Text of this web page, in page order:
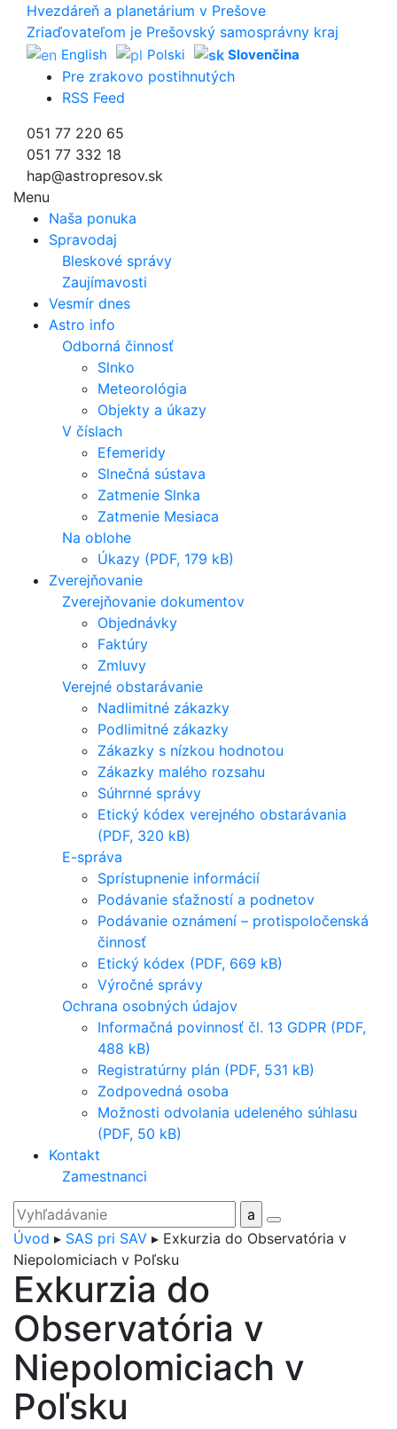
Hvezdáreň a planetárium v Prešove
Zriaďovateľom je Prešovský samosprávny kraj
English Polski Slovenčina
Pre zrakovo postihnutých
RSS Feed
051 77 220 65
051 77 332 18
hap@astropresov.sk
Menu
Naša ponuka
Spravodaj
Bleskové správy
Zaujímavosti
Vesmír dnes
Astro info
Odborná činnosť
Slnko
Meteorológia
Objekty a úkazy
V číslach
Efemeridy
Slnečná sústava
Zatmenie Slnka
Zatmenie Mesiaca
Na oblohe
Úkazy (PDF, 179 kB)
Zverejňovanie
Zverejňovanie dokumentov
Objednávky
Faktúry
Zmluvy
Verejné obstarávanie
Nadlimitné zákazky
Podlimitné zákazky
Zákazky s nízkou hodnotou
Zákazky malého rozsahu
Súhrnné správy
Etický kódex verejného obstarávania
(PDF, 320 kB)
E-správa
Sprístupnenie informácií
Podávanie sťažností a podnetov
Podávanie oznámení – protispoločenská
činnosť
Etický kódex (PDF, 669 kB)
Výročné správy
Ochrana osobných údajov
Informačná povinnosť čl. 13 GDPR (PDF,
488 kB)
Registratúrny plán (PDF, 531 kB)
Zodpovedná osoba
Možnosti odvolania udeleného súhlasu
(PDF, 50 kB)
Kontakt
Zamestnanci
Úvod ▸ SAS pri SAV ▸ Exkurzia do Observatória v
Niepolomiciach v Poľsku
Exkurzia do
Observatória v
Niepolomiciach v
Poľsku